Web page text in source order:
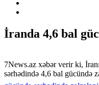
İranda 4,6 bal
7News.az xəbər verir ki,
sərhədində 4,6 bal gücündə